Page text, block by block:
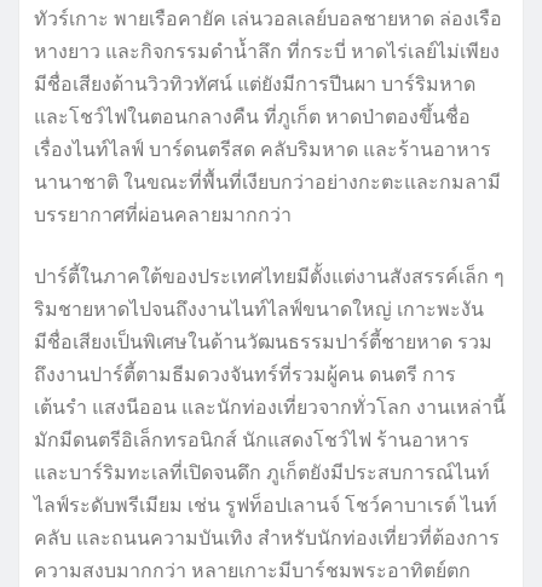
ทัวร์เกาะ พายเรือคายัค เล่นวอลเลย์บอลชายหาด ล่องเรือ
หางยาว และกิจกรรมดำน้ำลึก ที่กระบี่ หาดไร่เลย์ไม่เพียง
มีชื่อเสียงด้านวิวทิวทัศน์ แต่ยังมีการปีนผา บาร์ริมหาด
และโชว์ไฟในตอนกลางคืน ที่ภูเก็ต หาดป่าตองขึ้นชื่อ
เรื่องไนท์ไลฟ์ บาร์ดนตรีสด คลับริมหาด และร้านอาหาร
นานาชาติ ในขณะที่พื้นที่เงียบกว่าอย่างกะตะและกมลามี
บรรยากาศที่ผ่อนคลายมากกว่า
ปาร์ตี้ในภาคใต้ของประเทศไทยมีตั้งแต่งานสังสรรค์เล็ก ๆ
ริมชายหาดไปจนถึงงานไนท์ไลฟ์ขนาดใหญ่ เกาะพะงัน
มีชื่อเสียงเป็นพิเศษในด้านวัฒนธรรมปาร์ตี้ชายหาด รวม
ถึงงานปาร์ตี้ตามธีมดวงจันทร์ที่รวมผู้คน ดนตรี การ
เต้นรำ แสงนีออน และนักท่องเที่ยวจากทั่วโลก งานเหล่านี้
มักมีดนตรีอิเล็กทรอนิกส์ นักแสดงโชว์ไฟ ร้านอาหาร
และบาร์ริมทะเลที่เปิดจนดึก ภูเก็ตยังมีประสบการณ์ไนท์
ไลฟ์ระดับพรีเมียม เช่น รูฟท็อปเลานจ์ โชว์คาบาเรต์ ไนท์
คลับ และถนนความบันเทิง สำหรับนักท่องเที่ยวที่ต้องการ
ความสงบมากกว่า หลายเกาะมีบาร์ชมพระอาทิตย์ตก